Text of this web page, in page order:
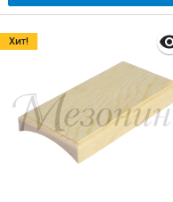
Хит!